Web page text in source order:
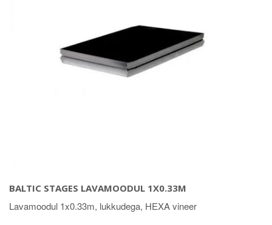
BALTIC STAGES LAVAMOODUL 1X0.33M
Lavamoodul 1x0.33m, lukkudega, HEXA vineer